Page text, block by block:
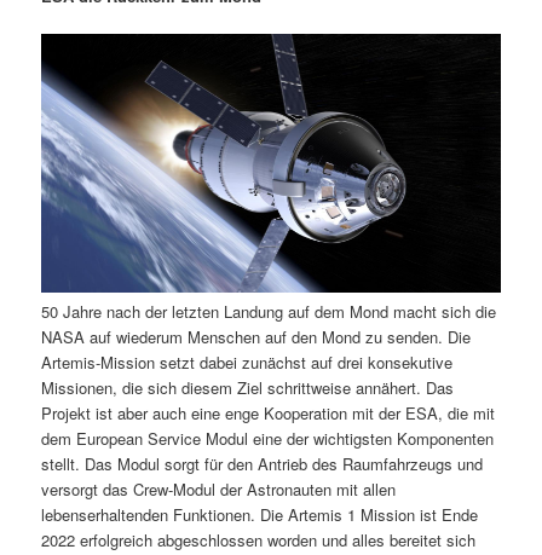
r
e
n
n
h
a
l
t
d
ä
r
n
I
n
h
a
n
a
v
i
g
a
t
i
o
50 Jahre nach der letzten Landung auf dem Mond macht sich die
NASA auf wiederum Menschen auf den Mond zu senden. Die
Artemis-Mission setzt dabei zunächst auf drei konsekutive
Missionen, die sich diesem Ziel schrittweise annähert. Das
Projekt ist aber auch eine enge Kooperation mit der ESA, die mit
dem European Service Modul eine der wichtigsten Komponenten
stellt. Das Modul sorgt für den Antrieb des Raumfahrzeugs und
versorgt das Crew-Modul der Astronauten mit allen
lebenserhaltenden Funktionen. Die Artemis 1 Mission ist Ende
2022 erfolgreich abgeschlossen worden und alles bereitet sich